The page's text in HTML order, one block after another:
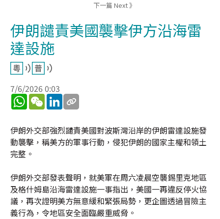
下一篇 Next 》
伊朗譴責美國襲擊伊方沿海雷
達設施
7/6/2026 0:03
WhatsApp
WeChatLinkedIn
伊朗外交部強烈譴責美國對波斯灣沿岸的伊朗雷達設施發
動襲擊，稱美方的軍事行動，侵犯伊朗的國家主權和領土
完整。
伊朗外交部發表聲明，就美軍在周六凌晨空襲錫里克地區
及格什姆島沿海雷達設施一事指出，美國一再違反停火協
議，再次證明美方無意緩和緊張局勢，更企圖透過冒險主
義行為，令地區安全面臨嚴重威脅。